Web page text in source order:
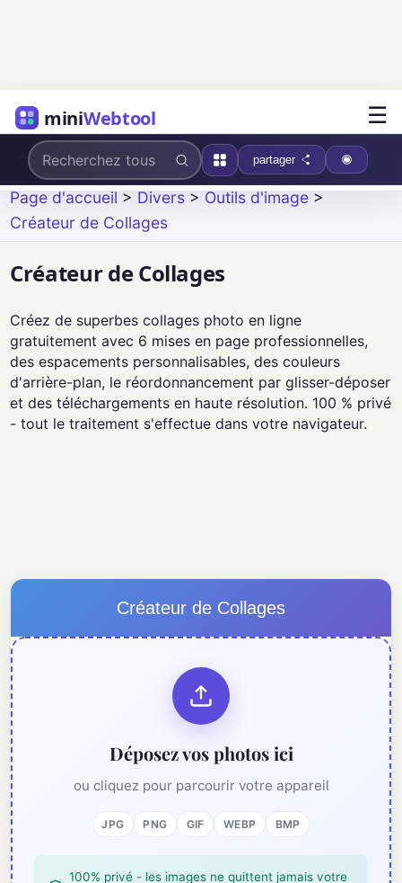
miniWebtool ☰
partager
Page d'accueil > Divers > Outils d'image >
Créateur de Collages
Créateur de Collages
Créez de superbes collages photo en ligne
gratuitement avec 6 mises en page professionnelles,
des espacements personnalisables, des couleurs
d'arrière-plan, le réordonnancement par glisser-déposer
et des téléchargements en haute résolution. 100 % privé
- tout le traitement s'effectue dans votre navigateur.
Créateur de Collages
Déposez vos photos ici
ou cliquez pour parcourir votre appareil
JPG PNG GIF WEBP BMP
100% privé - les images ne quittent jamais votre